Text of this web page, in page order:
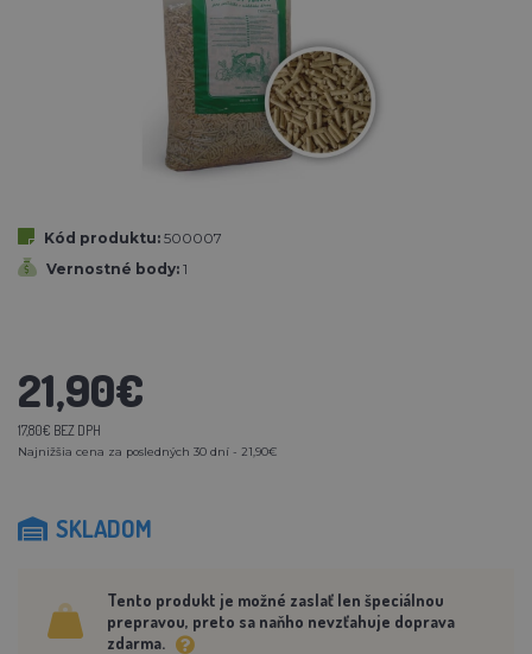
Kód produktu: 500007
Vernostné body: 1
21,90€
17,80€ BEZ DPH
Najnižšia cena za posledných 30 dní - 21,90€
SKLADOM
Tento produkt je možné zaslať len špeciálnou
prepravou, preto sa naňho nevzťahuje doprava
zdarma.